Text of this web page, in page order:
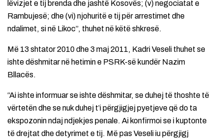
lëvizjet e tij brenda dhe jashtë Kosovës; (v) negociatat e
Rambujesë; dhe (vi) njohuritë e tij për arrestimet dhe
ndalimet, si në Likoc”, thuhet në këtë shkresë.
Më 13 shtator 2010 dhe 3 maj 2011, Kadri Veseli thuhet se
ishte dëshmitar në hetimin e PSRK-së kundër Nazim
Bllacës.
“Ai ishte informuar se ishte dëshmitar, se duhej të thoshte të
vërtetën dhe se nuk duhej t’i përgjigjej pyetjeve që do ta
ekspozonin ndaj ndjekjes penale. Ai konfirmoi se i kuptonte
të drejtat dhe detyrimet e tij. Më pas Veseli iu përgjigj